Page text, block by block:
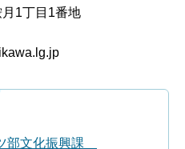
1丁目1番地
部文化振興課